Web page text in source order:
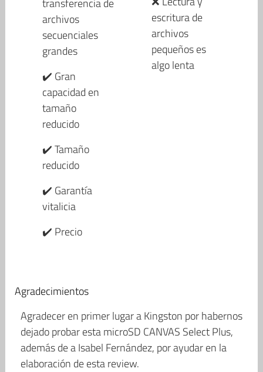
archivos
secuenciales
grandes
✔️ Gran
capacidad en
tamaño
reducido
✔️ Tamaño
reducido
✔️ Garantía
vitalicia
✔️ Precio
escritura de
archivos
pequeños es
algo lenta
Agradecimientos
Agradecer en primer lugar a Kingston por habernos
dejado probar esta microSD CANVAS Select Plus,
además de a Isabel Fernández, por ayudar en la
elaboración de esta review.